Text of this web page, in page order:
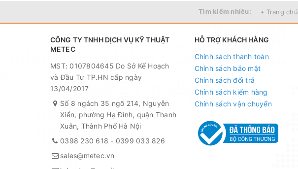
Lưu lượng nước: 14,6 Lít/phút
Tốc độ: 1450 vòng/phút
Trọng lượng tịnh: 89Kg
Ống cao áp 15M/ lõi thép
Súng cao áp+Béc:0°,15°,40°,béc hóa chất
Trọng lượng: 96Kg
Tìm kiếm nhiều: • Trang chủ
CÔNG TY TNHH DỊCH VỤ KỸ THUẬT
METEC
MST: 0107804645 Do Sở Kế Hoạch
và Đầu Tư TP.HN cấp ngày
13/04/2017
Số 8 ngách 35 ngõ 214, Nguyễn
Xiển, phường Hạ Đình, quận Thanh
Xuân, Thành Phố Hà Nội
0398 230 618 - 0399 033 826
sales@metec.vn
HỖ TRỢ KHÁCH HÀNG
Chính sách thanh toán
Chính sách bảo mật
Chính sách đổi trả
Chính sách kiểm hàng
Chính sách vận chuyển